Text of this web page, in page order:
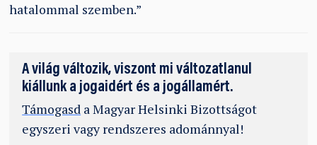
hatalommal szemben.”
A világ változik, viszont mi változatlanul
kiállunk a jogaidért és a jogállamért.
Támogasd a Magyar Helsinki Bizottságot
egyszeri vagy rendszeres adománnyal!